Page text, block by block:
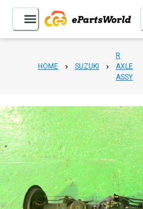
HOME SUZUKI
R
AXLE
ASSY